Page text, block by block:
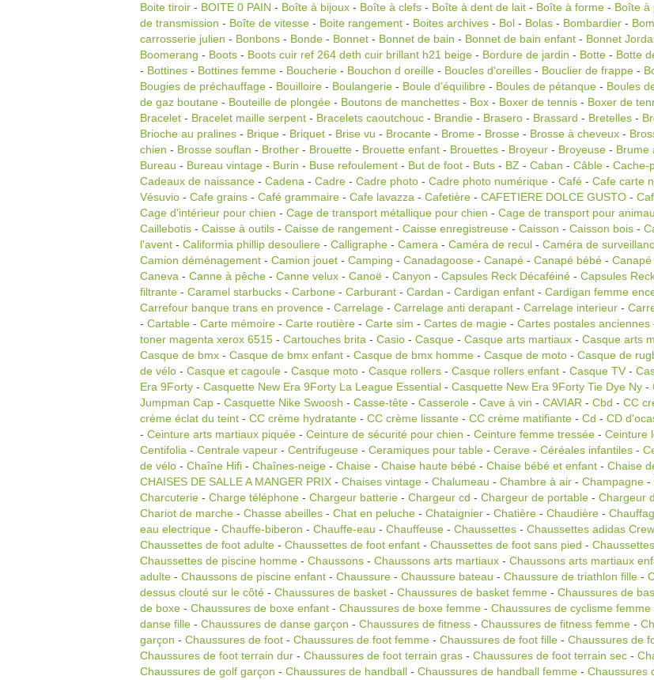
Boite tiroir - BOITE 0 PAIN - Boîte à bijoux - Boîte à clefs - Boîte à dent de lait - Boîte à forme - Boîte à
de transmission - Boîte de vitesse - Boite rangement - Boites archives - Bol - Bolas - Bombardier -
carrosserie julien - Bonbons - Bonde - Bonnet - Bonnet de bain - Bonnet de bain enfant - Bonnet
Boomerang - Boots - Boots cuir ref 264 deth cuir brillant h21 beige - Bordure de jardin - Botte - Botte
- Bottines - Bottines femme - Boucherie - Bouchon d oreille - Boucles d'oreilles - Bouclier de frappe -
Bougies de préchauffage - Bouilloire - Boulangerie - Boule d'équilibre - Boules de pétanque - Boules
de gaz boutane - Bouteille de plongée - Boutons de manchettes - Box - Boxer de tennis - Boxer de
Bracelet - Bracelet maille serpent - Bracelets caoutchouc - Brandie - Brasero - Brassard - Bretelles -
Brioche au pralines - Brique - Briquet - Brise vu - Brocante - Brome - Brosse - Brosse à cheveux -
chien - Brosse souflan - Brother - Brouette - Brouette enfant - Brouettes - Broyeur - Broyeuse - Brume
Bureau - Bureau vintage - Burin - Buse refoulement - But de foot - Buts - BZ - Caban - Câble - Cache-
Cadeaux de naissance - Cadena - Cadre - Cadre photo - Cadre photo numérique - Café - Cafe carte
Vésuvio - Cafe grains - Café grammaire - Cafe lavazza - Cafetière - CAFETIERE DOLCE GUSTO -
Cage d'intérieur pour chien - Cage de transport métallique pour chien - Cage de transport pour
Caillebotis - Caisse à outils - Caisse de rangement - Caisse enregistreuse - Caisson - Caisson bois -
l'avent - Califormia phillip desouliere - Calligraphe - Camera - Caméra de recul - Caméra de
Camion déménagement - Camion jouet - Camping - Canadagoose - Canapé - Canapé bébé -
Caneva - Canne à pêche - Canne velux - Canoë - Canyon - Capsules Reck Décaféiné - Capsules
filtrante - Caramel starbucks - Carbone - Carburant - Cardan - Cardigan enfant - Cardigan femme
Carrefour banque trans en provence - Carrelage - Carrelage anti derapant - Carrelage interieur -
- Cartable - Carte mémoire - Carte routière - Carte sim - Cartes de magie - Cartes postales anciennes
toner magenta xerox 6515 - Cartouches brita - Casio - Casque - Casque arts martiaux - Casque arts
Casque de bmx - Casque de bmx enfant - Casque de bmx homme - Casque de moto - Casque de
de vélo - Casque et cagoule - Casque moto - Casque rollers - Casque rollers enfant - Casque TV -
Era 9Forty - Casquette New Era 9Forty La League Essential - Casquette New Era 9Forty Tie Dye Ny -
Jumpman Cap - Casquette Nike Swoosh - Casse-tête - Casserole - Cave à vin - CAVIAR - Cbd - CC
crème éclat du teint - CC crème hydratante - CC crème lissante - CC crème matifiante - Cd - CD
- Ceinture arts martiaux piquée - Ceinture de sécurité pour chien - Ceinture femme tressée - Ceinture
Centifolia - Centrale vapeur - Centrifugeuse - Ceramiques pour table - Cerave - Céréales infantiles -
de vélo - Chaîne Hifi - Chaînes-neige - Chaise - Chaise haute bébé - Chaise bébé et enfant - Chaise
CHAISES DE SALLE A MANGER PRIX - Chaises vintage - Chalumeau - Chambre à air - Champagne -
Charcuterie - Charge téléphone - Chargeur batterie - Chargeur cd - Chargeur de portable - Chargeur
Chariot de marche - Chasse abeilles - Chat en peluche - Chataignier - Chatière - Chaudière -
eau electrique - Chauffe-biberon - Chauffe-eau - Chauffeuse - Chaussettes - Chaussettes adidas Crew
Chaussettes de foot adulte - Chaussettes de foot enfant - Chaussettes de foot sans pied -
Chaussettes de piscine homme - Chaussons - Chaussons arts martiaux - Chaussons arts martiaux
adulte - Chaussons de piscine enfant - Chaussure - Chaussure bateau - Chaussure de triathlon fille -
dessus clouté sur le côté - Chaussures de basket - Chaussures de basket femme - Chaussures de
de boxe - Chaussures de boxe enfant - Chaussures de boxe femme - Chaussures de cyclisme femme
danse fille - Chaussures de danse garçon - Chaussures de fitness - Chaussures de fitness femme -
garçon - Chaussures de foot - Chaussures de foot femme - Chaussures de foot fille - Chaussures de
Chaussures de foot terrain dur - Chaussures de foot terrain gras - Chaussures de foot terrain sec -
Chaussures de golf garçon - Chaussures de handball - Chaussures de handball femme - Chaussures